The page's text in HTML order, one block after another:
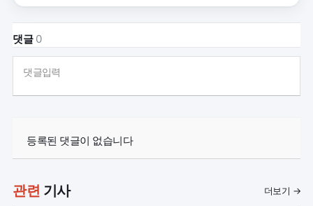
댓글 0
댓글입력
등록된 댓글이 없습니다
관련 기사 더보기 →